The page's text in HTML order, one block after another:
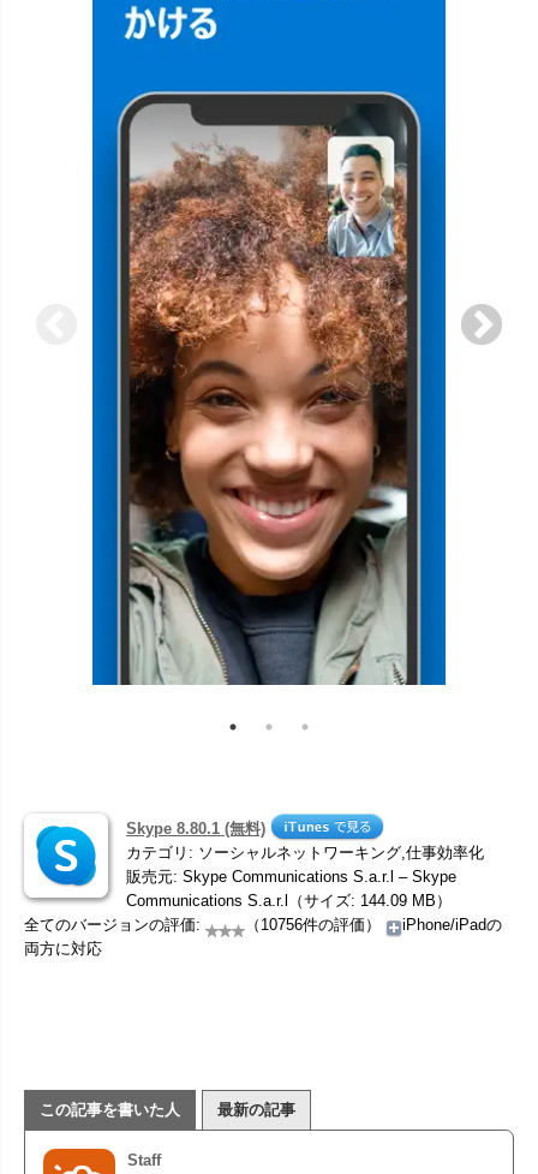
Skype 8.80.1 (無料)
カテゴリ: ソーシャルネットワーキング,仕事効率化
販売元: Skype Communications S.a.r.l – Skype
Communications S.a.r.l（サイズ: 144.09 MB）
全てのバージョンの評価:
（10756件の評価）
iPhone/iPadの
両方に対応
この記事を書いた人 最新の記事
Staff